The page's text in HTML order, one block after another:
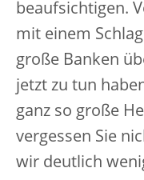
beaufsichtigen.
mit einem
große Banken
jetzt zu tun
ganz so große
vergessen Sie
wir deutlich